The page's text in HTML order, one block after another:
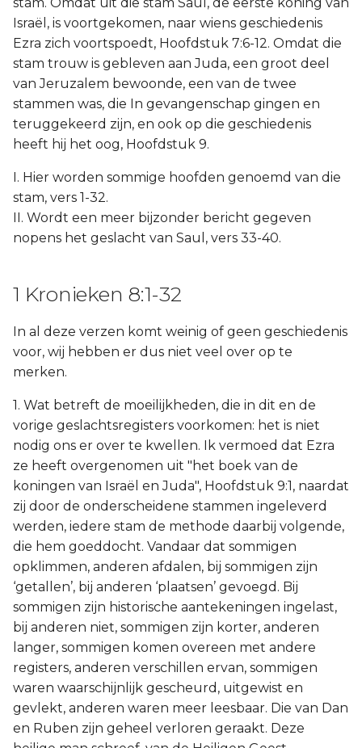
Israël, is voortgekomen, naar wiens geschiedenis
Ezra zich voortspoedt, Hoofdstuk 7:6-12. Omdat die
stam trouw is gebleven aan Juda, een groot deel
van Jeruzalem bewoonde, een van de twee
stammen was, die In gevangenschap gingen en
teruggekeerd zijn, en ook op die geschiedenis
heeft hij het oog, Hoofdstuk 9.
I. Hier worden sommige hoofden genoemd van die
stam, vers 1-32.
II. Wordt een meer bijzonder bericht gegeven
nopens het geslacht van Saul, vers 33-40.
1 Kronieken 8:1-32
In al deze verzen komt weinig of geen geschiedenis
voor, wij hebben er dus niet veel over op te
merken.
1. Wat betreft de moeilijkheden, die in dit en de
vorige geslachtsregisters voorkomen: het is niet
nodig ons er over te kwellen. Ik vermoed dat Ezra
ze heeft overgenomen uit "het boek van de
koningen van Israël en Juda", Hoofdstuk 9:1, naardat
zij door de onderscheidene stammen ingeleverd
werden, iedere stam de methode daarbij volgende,
die hem goeddocht. Vandaar dat sommigen
opklimmen, anderen afdalen, bij sommigen zijn
‘getallen’, bij anderen ‘plaatsen’ gevoegd. Bij
sommigen zijn historische aantekeningen ingelast,
bij anderen niet, sommigen zijn korter, anderen
langer, sommigen komen overeen met andere
registers, anderen verschillen ervan, sommigen
waren waarschijnlijk gescheurd, uitgewist en
gevlekt, anderen waren meer leesbaar. Die van Dan
en Ruben zijn geheel verloren geraakt. Deze